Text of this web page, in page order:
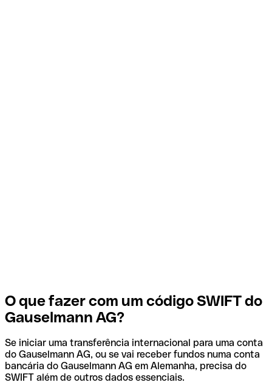
O que fazer com um código SWIFT do
Gauselmann AG?
Se iniciar uma transferência internacional para uma conta
do Gauselmann AG, ou se vai receber fundos numa conta
bancária do Gauselmann AG em Alemanha, precisa do
SWIFT além de outros dados essenciais.